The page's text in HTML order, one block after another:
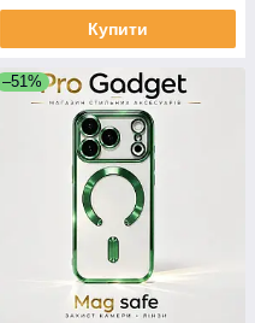
Купити
–51%